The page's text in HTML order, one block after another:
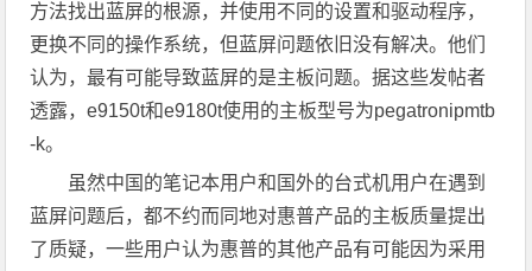
方法找出蓝屏的根源，并使用不同的设置和驱动程序，
更换不同的操作系统，但蓝屏问题依旧没有解决。他们
认为，最有可能导致蓝屏的是主板问题。据这些发帖者
透露，e9150t和e9180t使用的主板型号为pegatronipmtb
-k。
虽然中国的笔记本用户和国外的台式机用户在遇到
蓝屏问题后，都不约而同地对惠普产品的主板质量提出
了质疑，一些用户认为惠普的其他产品有可能因为采用